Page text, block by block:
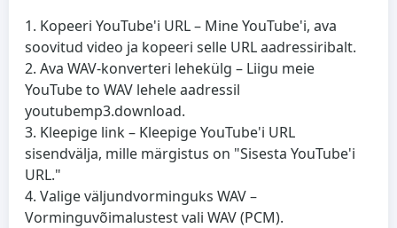
Kopeeri YouTube'i URL– Mine YouTube'i, ava
soovitud video ja kopeeri selle URL aadressiribalt.
Ava WAV-konverteri lehekülg – Liigu meie
YouTube to WAV lehele aadressil
youtubemp3.download.
Kleepige link– Kleepige YouTube'i URL
sisendvälja, mille märgistus on "Sisesta YouTube'i
URL."
Valige väljundvorminguks WAV–
Vorminguvõimalustest vali WAV (PCM).